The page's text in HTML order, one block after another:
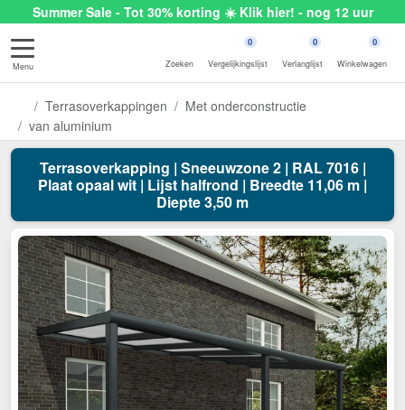
Summer Sale - Tot 30% korting ☀️ Klik hier! - nog 12 uur
Menu Zoeken
0
Vergelijkingslijst
0
Verlanglijst
0
Winkelwagen
Terrasoverkappingen
Met onderconstructie
van aluminium
Terrasoverkapping | Sneeuwzone 2 | RAL 7016 |
Plaat opaal wit | Lijst halfrond | Breedte 11,06 m |
Diepte 3,50 m